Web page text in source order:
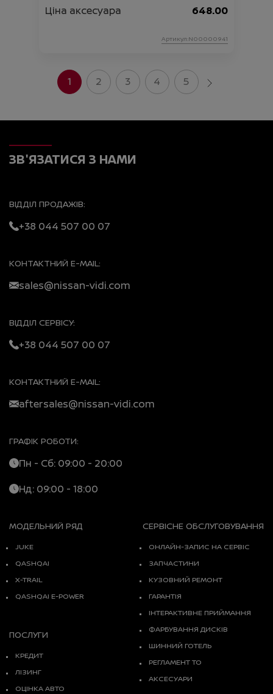
Ціна аксесуара 648.00
Артикул:N00000941
1 2 3 4 5
ЗВ'ЯЗАТИСЯ З НАМИ
ВІДДІЛ ПРОДАЖІВ:
+38 044 507 00 07
КОНТАКТНИЙ E-MAIL:
sales@nissan-vidi.com
ВІДДІЛ СЕРВІСУ:
+38 044 507 00 07
КОНТАКТНИЙ E-MAIL:
aftersales@nissan-vidi.com
ГРАФІК РОБОТИ:
Пн - Сб: 09:00 - 20:00
Нд: 09:00 - 18:00
МОДЕЛЬНИЙ РЯД
JUKE
QASHQAI
X-TRAIL
QASHQAI E-POWER
СЕРВІСНЕ ОБСЛУГОВУВАННЯ
ОНЛАЙН-ЗАПИС НА СЕРВІС
ЗАПЧАСТИНИ
КУЗОВНИЙ РЕМОНТ
ГАРАНТІЯ
ІНТЕРАКТИВНЕ ПРИЙМАННЯ
ФАРБУВАННЯ ДИСКІВ
ШИННИЙ ГОТЕЛЬ
РЕГЛАМЕНТ ТО
АКСЕСУАРИ
ПОСЛУГИ
КРЕДИТ
ЛІЗИНГ
ОЦІНКА АВТО